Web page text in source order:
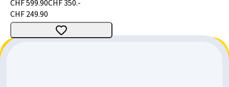
CHF 599.90CHF 350.-
CHF 249.90